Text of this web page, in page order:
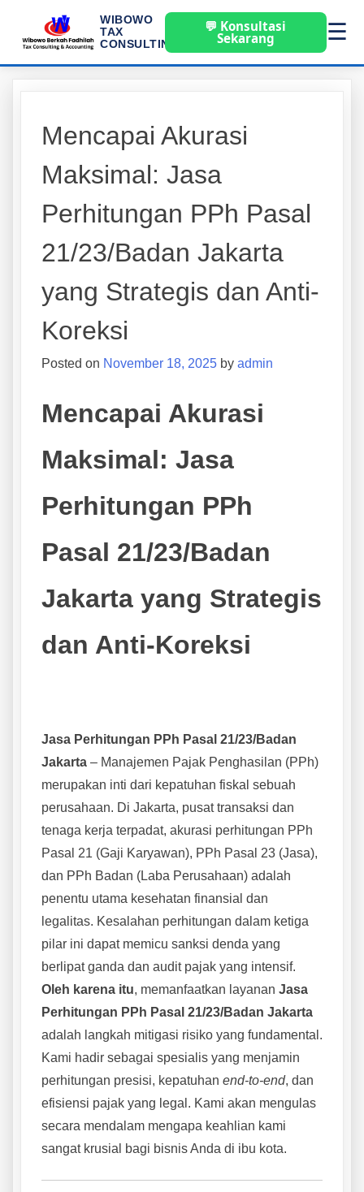
WIBOWO
TAX
CONSULTING
💬 Konsultasi
Sekarang ☰
Mencapai Akurasi
Maksimal: Jasa
Perhitungan PPh Pasal
21/23/Badan Jakarta
yang Strategis dan Anti-
Koreksi
Posted on November 18, 2025 by admin
Mencapai Akurasi
Maksimal: Jasa
Perhitungan PPh
Pasal 21/23/Badan
Jakarta yang Strategis
dan Anti-Koreksi
Jasa Perhitungan PPh Pasal 21/23/Badan
Jakarta – Manajemen Pajak Penghasilan (PPh)
merupakan inti dari kepatuhan fiskal sebuah
perusahaan. Di Jakarta, pusat transaksi dan
tenaga kerja terpadat, akurasi perhitungan PPh
Pasal 21 (Gaji Karyawan), PPh Pasal 23 (Jasa),
dan PPh Badan (Laba Perusahaan) adalah
penentu utama kesehatan finansial dan
legalitas. Kesalahan perhitungan dalam ketiga
pilar ini dapat memicu sanksi denda yang
berlipat ganda dan audit pajak yang intensif.
Oleh karena itu, memanfaatkan layanan Jasa
Perhitungan PPh Pasal 21/23/Badan Jakarta
adalah langkah mitigasi risiko yang fundamental.
Kami hadir sebagai spesialis yang menjamin
perhitungan presisi, kepatuhan end-to-end, dan
efisiensi pajak yang legal. Kami akan mengulas
secara mendalam mengapa keahlian kami
sangat krusial bagi bisnis Anda di ibu kota.